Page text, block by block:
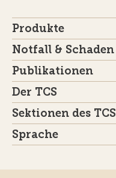
Produkte
Notfall & Schaden
Publikationen
Der TCS
Sektionen des TCS
Sprache